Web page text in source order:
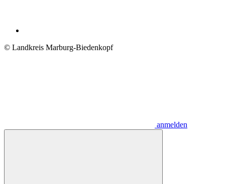
© Landkreis Marburg-Biedenkopf
anmelden